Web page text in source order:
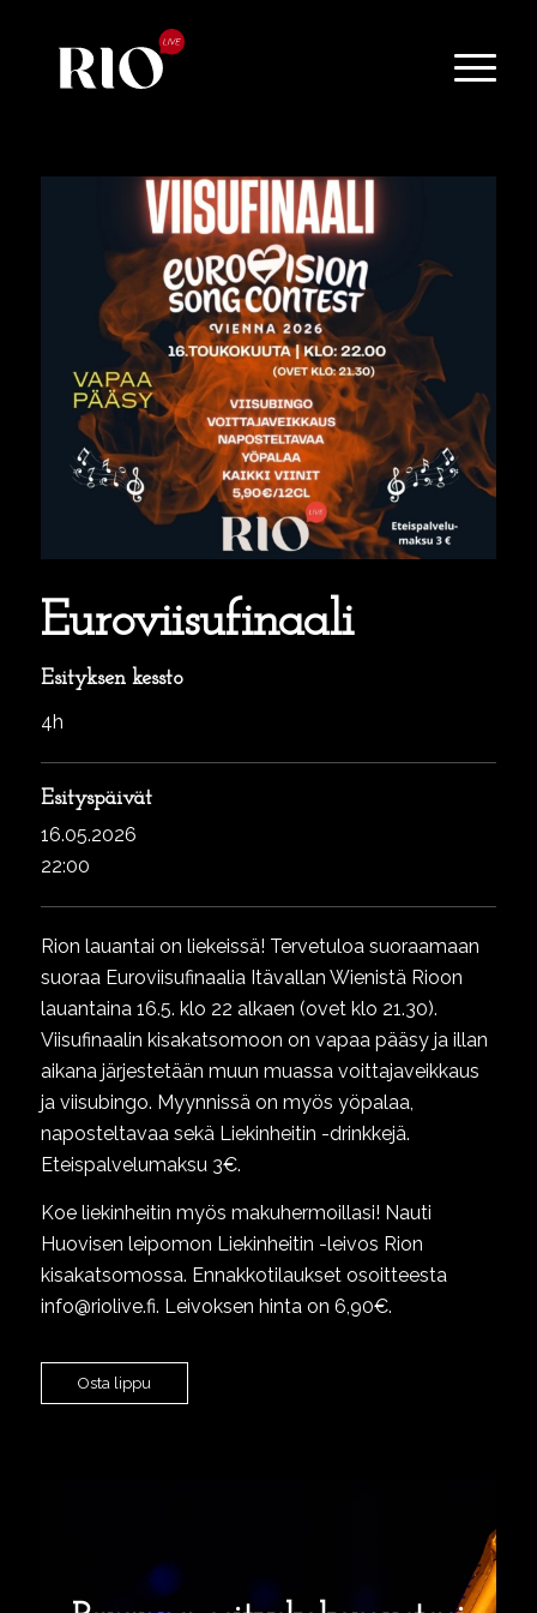
Euroviisufinaali
Esityksen kessto
4h
Esityspäivät
16.05.2026
22:00
Rion lauantai on liekeissä! Tervetuloa suoraamaan
suoraa Euroviisufinaalia Itävallan Wienistä Rioon
lauantaina 16.5. klo 22 alkaen (ovet klo 21.30).
Viisufinaalin kisakatsomoon on vapaa pääsy ja illan
aikana järjestetään muun muassa voittajaveikkaus
ja viisubingo. Myynnissä on myös yöpalaa,
naposteltavaa sekä Liekinheitin -drinkkejä.
Eteispalvelumaksu 3€.
Koe liekinheitin myös makuhermoillasi! Nauti
Huovisen leipomon Liekinheitin -leivos Rion
kisakatsomossa. Ennakkotilaukset osoitteesta
info@riolive.fi. Leivoksen hinta on 6,90€.
Osta lippu